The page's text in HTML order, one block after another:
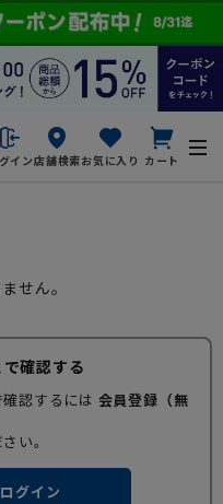
イン店舗検索お気に入り カート
せん。
確認する
認するには 会員登録（無
い。
グイン